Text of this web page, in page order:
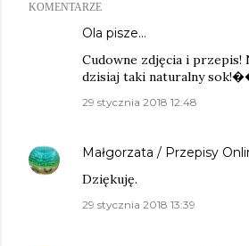
KOMENTARZE
Ola pisze…
Cudowne zdjęcia i przepis!
dzisiaj taki naturalny
29 stycznia 2018 12:48
Małgorzata / Przepisy
Dziękuję.
29 stycznia 2018 13:39